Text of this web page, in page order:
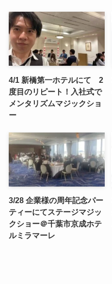
4/1 新橋第一ホテルにて 2
度目のリピート！入社式で
メンタリズムマジックショ
ー
3/28 企業様の周年記念パー
ティーにてステージマジッ
クショー＠千葉市京成ホテ
ルミラマーレ